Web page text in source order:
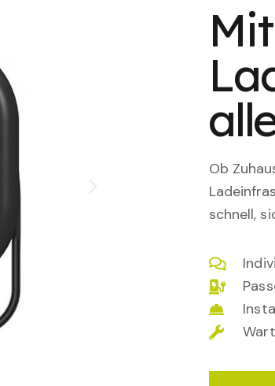
Ob
schnell,